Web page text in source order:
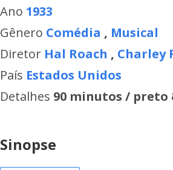
Ano 1933
Gênero Comédia , Musical
Diretor Hal Roach , Charley
País Estados Unidos
Detalhes 90 minutos / preto
Sinopse